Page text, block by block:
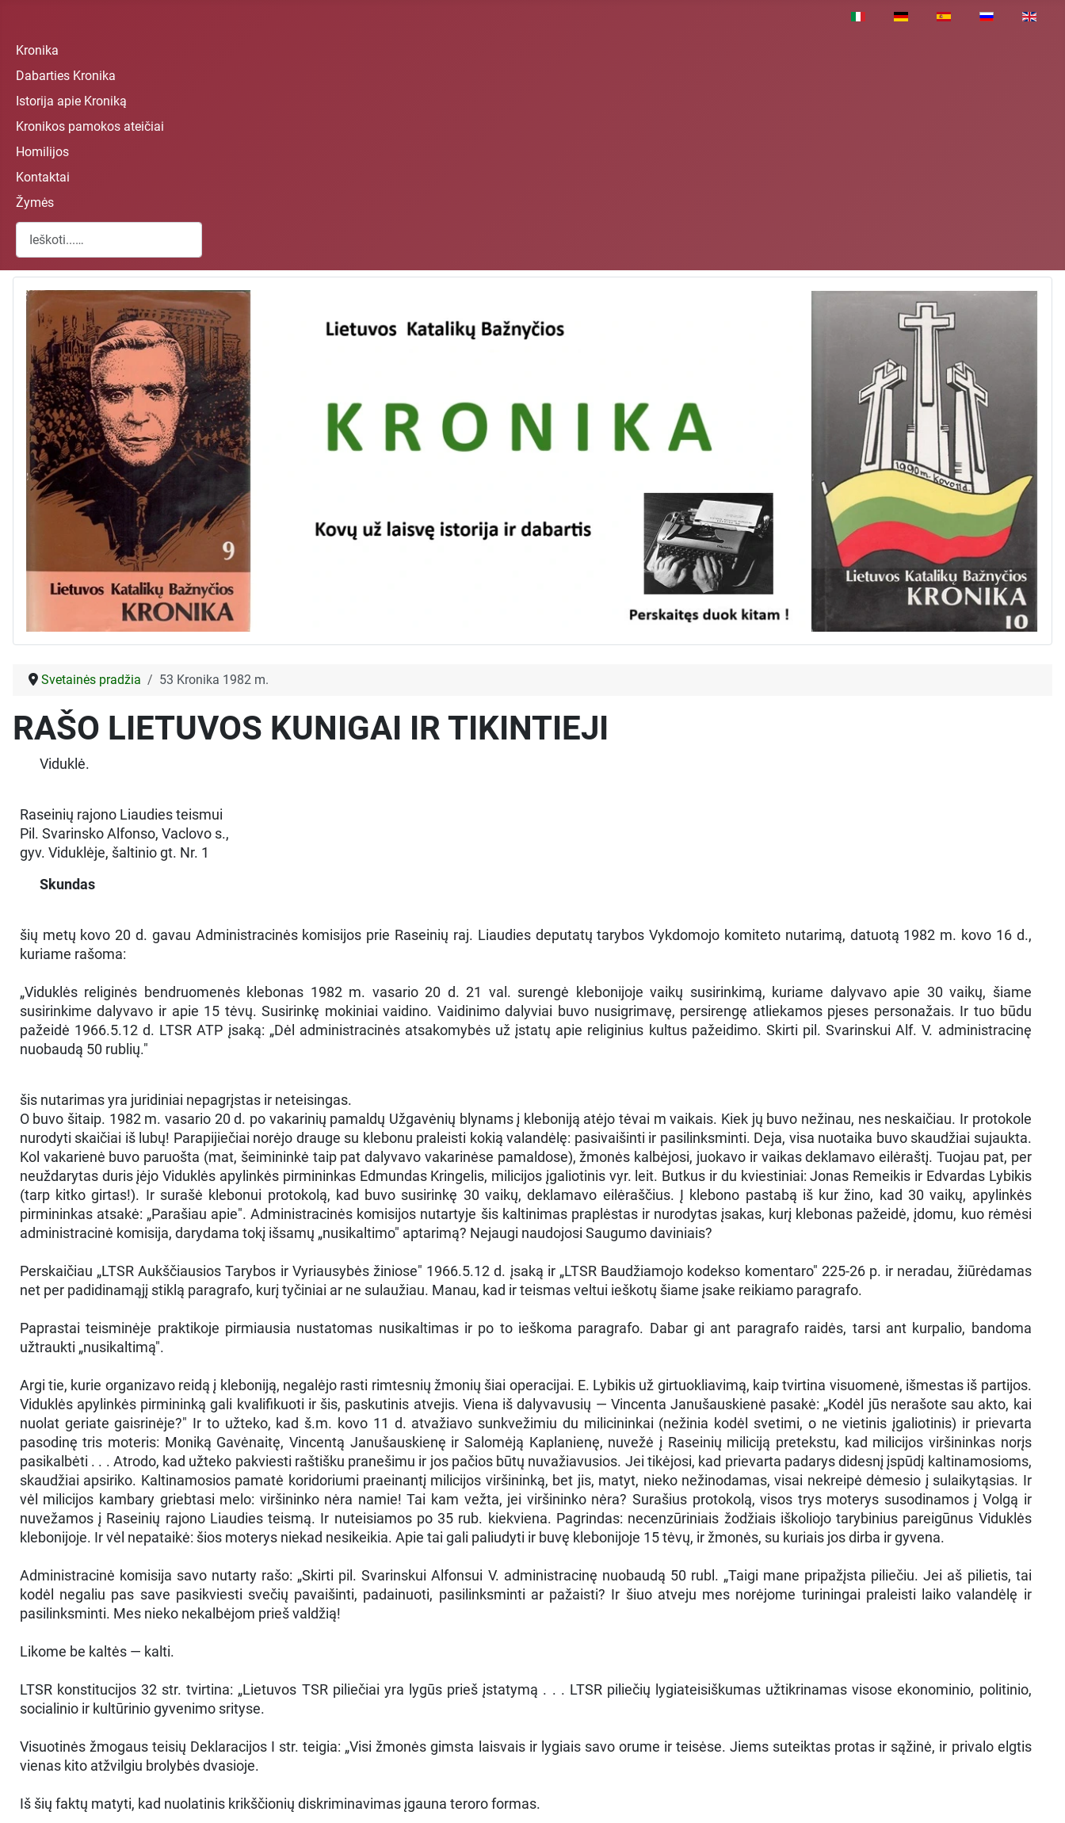
Pasirinkite savo kalbą
Kronika
Dabarties Kronika
Istorija apie Kroniką
Kronikos pamokos ateičiai
Homilijos
Kontaktai
Žymės
Paieška
Svetainės pradžia 53 Kronika 1982 m.
RAŠO LIETUVOS KUNIGAI IR TIKINTIEJI
Viduklė.
Raseinių rajono Liaudies teismui
Pil. Svarinsko Alfonso, Vaclovo s.,
gyv. Viduklėje, šaltinio gt. Nr. 1
Skundas
šių metų kovo 20 d. gavau Administracinės komisijos prie Raseinių raj. Liaudies deputatų tarybos Vykdomojo komiteto nutarimą, datuotą 1982 m. kovo 16 d.,
kuriame rašoma:
„Viduklės religinės bendruomenės klebonas 1982 m. vasario 20 d. 21 val. surengė klebonijoje vaikų susirinkimą, kuriame dalyvavo apie 30 vaikų, šiame
susirinkime dalyvavo ir apie 15 tėvų. Susirinkę mokiniai vaidino. Vaidinimo dalyviai buvo nusigrimavę, persirengę atliekamos pjeses personažais. Ir tuo būdu
pažeidė 1966.5.12 d. LTSR ATP įsaką: „Dėl administracinės atsakomybės už įstatų apie religinius kultus pažeidimo. Skirti pil. Svarinskui Alf. V. administracinę
nuobaudą 50 rublių."
šis nutarimas yra juridiniai nepagrįstas ir neteisingas.
O buvo šitaip. 1982 m. vasario 20 d. po vakarinių pamaldų Užgavėnių blynams į kleboniją atėjo tėvai m vaikais. Kiek jų buvo nežinau, nes neskaičiau. Ir protokole
nurodyti skaičiai iš lubų! Parapijiečiai norėjo drauge su klebonu praleisti kokią valandėlę: pasivaišinti ir pasilinksminti. Deja, visa nuotaika buvo skaudžiai sujaukta.
Kol vakarienė buvo paruošta (mat, šeimininkė taip pat dalyvavo vakarinėse pamaldose), žmonės kalbėjosi, juokavo ir vaikas deklamavo eilėraštį. Tuojau pat, per
neuždarytas duris įėjo Viduklės apylinkės pirmininkas Edmundas Kringelis, milicijos įgaliotinis vyr. leit. Butkus ir du kviestiniai: Jonas Remeikis ir Edvardas Lybikis
(tarp kitko girtas!). Ir surašė klebonui protokolą, kad buvo susirinkę 30 vaikų, deklamavo eilėraščius. Į klebono pastabą iš kur žino, kad 30 vaikų, apylinkės
pirmininkas atsakė: „Parašiau apie". Administracinės komisijos nutartyje šis kaltinimas praplėstas ir nurodytas įsakas, kurį klebonas pažeidė, įdomu, kuo rėmėsi
administracinė komisija, darydama tokį išsamų „nusikaltimo" aptarimą? Nejaugi naudojosi Saugumo daviniais?
Perskaičiau „LTSR Aukščiausios Tarybos ir Vyriausybės žiniose" 1966.5.12 d. įsaką ir „LTSR Baudžiamojo kodekso komentaro" 225-26 p. ir neradau, žiūrėdamas
net per padidinamąjį stiklą paragrafo, kurį tyčiniai ar ne sulaužiau. Manau, kad ir teismas veltui ieškotų šiame įsake reikiamo paragrafo.
Paprastai teisminėje praktikoje pirmiausia nustatomas nusikaltimas ir po to ieškoma paragrafo. Dabar gi ant paragrafo raidės, tarsi ant kurpalio, bandoma
užtraukti „nusikaltimą".
Argi tie, kurie organizavo reidą į kleboniją, negalėjo rasti rimtesnių žmonių šiai operacijai. E. Lybikis už girtuokliavimą, kaip tvirtina visuomenė, išmestas iš partijos.
Viduklės apylinkės pirmininką gali kvalifikuoti ir šis, paskutinis atvejis. Viena iš dalyvavusių — Vincenta Janušauskienė pasakė: „Kodėl jūs nerašote sau akto, kai
nuolat geriate gaisrinėje?" Ir to užteko, kad š.m. kovo 11 d. atvažiavo sunkvežimiu du milicininkai (nežinia kodėl svetimi, o ne vietinis įgaliotinis) ir prievarta
pasodinę tris moteris: Moniką Gavėnaitę, Vincentą Janušauskienę ir Salomėją Kaplanienę, nuvežė į Raseinių miliciją pretekstu, kad milicijos viršininkas norįs
pasikalbėti . . . Atrodo, kad užteko pakviesti raštišku pranešimu ir jos pačios būtų nuvažiavusios. Jei tikėjosi, kad prievarta padarys didesnį įspūdį kaltinamosioms,
skaudžiai apsiriko. Kaltinamosios pamatė koridoriumi praeinantį milicijos viršininką, bet jis, matyt, nieko nežinodamas, visai nekreipė dėmesio į sulaikytąsias. Ir
vėl milicijos kambary griebtasi melo: viršininko nėra namie! Tai kam vežta, jei viršininko nėra? Surašius protokolą, visos trys moterys susodinamos į Volgą ir
nuvežamos į Raseinių rajono Liaudies teismą. Ir nuteisiamos po 35 rub. kiekviena. Pagrindas: necenzūriniais žodžiais iškoliojo tarybinius pareigūnus Viduklės
klebonijoje. Ir vėl nepataikė: šios moterys niekad nesikeikia. Apie tai gali paliudyti ir buvę klebonijoje 15 tėvų, ir žmonės, su kuriais jos dirba ir gyvena.
Administracinė komisija savo nutarty rašo: „Skirti pil. Svarinskui Alfonsui V. administracinę nuobaudą 50 rubl. „Taigi mane pripažįsta piliečiu. Jei aš pilietis, tai
kodėl negaliu pas save pasikviesti svečių pavaišinti, padainuoti, pasilinksminti ar pažaisti? Ir šiuo atveju mes norėjome turiningai praleisti laiko valandėlę ir
pasilinksminti. Mes nieko nekalbėjom prieš valdžią!
Likome be kaltės — kalti.
LTSR konstitucijos 32 str. tvirtina: „Lietuvos TSR piliečiai yra lygūs prieš įstatymą . . . LTSR piliečių lygiateisiškumas užtikrinamas visose ekonominio, politinio,
socialinio ir kultūrinio gyvenimo srityse.
Visuotinės žmogaus teisių Deklaracijos I str. teigia: „Visi žmonės gimsta laisvais ir lygiais savo orume ir teisėse. Jiems suteiktas protas ir sąžinė, ir privalo elgtis
vienas kito atžvilgiu brolybės dvasioje.
Iš šių faktų matyti, kad nuolatinis krikščionių diskriminavimas įgauna teroro formas.